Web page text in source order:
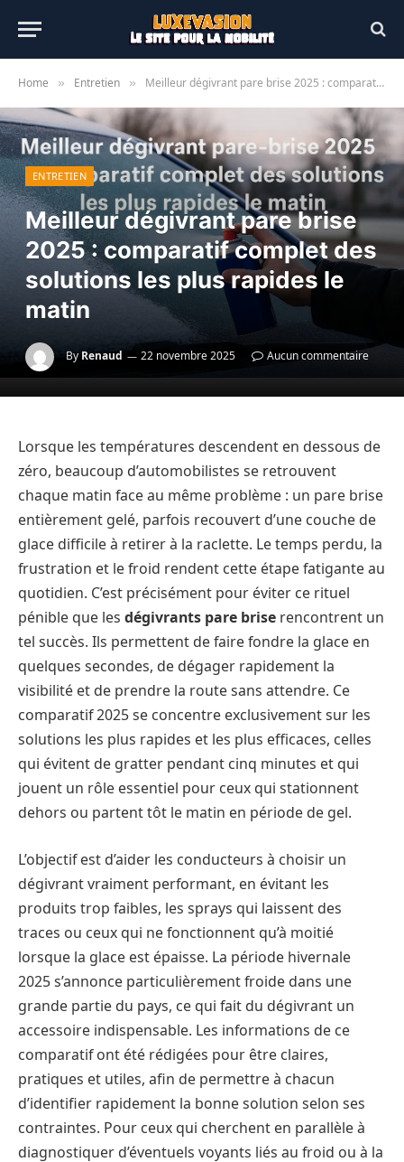
Home » Entretien » Meilleur dégivrant pare brise 2025 : comparatif complet des solutions les plus rapides le matin
ENTRETIEN
Meilleur dégivrant pare brise
2025 : comparatif complet des
solutions les plus rapides le
matin
By Renaud 22 novembre 2025 Aucun commentaire
Lorsque les températures descendent en dessous de
zéro, beaucoup d’automobilistes se retrouvent
chaque matin face au même problème : un pare brise
entièrement gelé, parfois recouvert d’une couche de
glace difficile à retirer à la raclette. Le temps perdu, la
frustration et le froid rendent cette étape fatigante au
quotidien. C’est précisément pour éviter ce rituel
pénible que les dégivrants pare brise rencontrent un
tel succès. Ils permettent de faire fondre la glace en
quelques secondes, de dégager rapidement la
visibilité et de prendre la route sans attendre. Ce
comparatif 2025 se concentre exclusivement sur les
solutions les plus rapides et les plus efficaces, celles
qui évitent de gratter pendant cinq minutes et qui
jouent un rôle essentiel pour ceux qui stationnent
dehors ou partent tôt le matin en période de gel.
L’objectif est d’aider les conducteurs à choisir un
dégivrant vraiment performant, en évitant les
produits trop faibles, les sprays qui laissent des
traces ou ceux qui ne fonctionnent qu’à moitié
lorsque la glace est épaisse. La période hivernale
2025 s’annonce particulièrement froide dans une
grande partie du pays, ce qui fait du dégivrant un
accessoire indispensable. Les informations de ce
comparatif ont été rédigées pour être claires,
pratiques et utiles, afin de permettre à chacun
d’identifier rapidement la bonne solution selon ses
contraintes. Pour ceux qui cherchent en parallèle à
diagnostiquer d’éventuels voyants liés au froid ou à la